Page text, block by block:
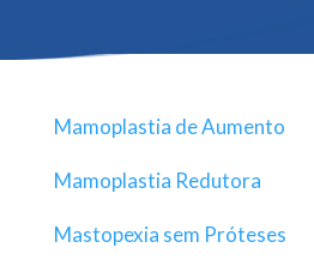
Mamoplastia de Aumento
Mamoplastia Redutora
Mastopexia sem Próteses